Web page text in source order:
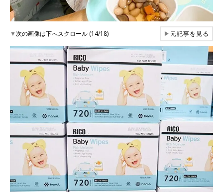
▼次の画像は下へスクロール (14/18) ▶元記事を見る